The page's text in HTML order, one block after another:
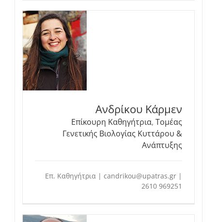
Ανδρίκου Κάρμεν
Επίκουρη Καθηγήτρια, Τομέας
Γενετικής Βιολογίας Κυττάρου &
Ανάπτυξης
Επ. Καθηγήτρια | candrikou@upatras.gr |
2610 969251